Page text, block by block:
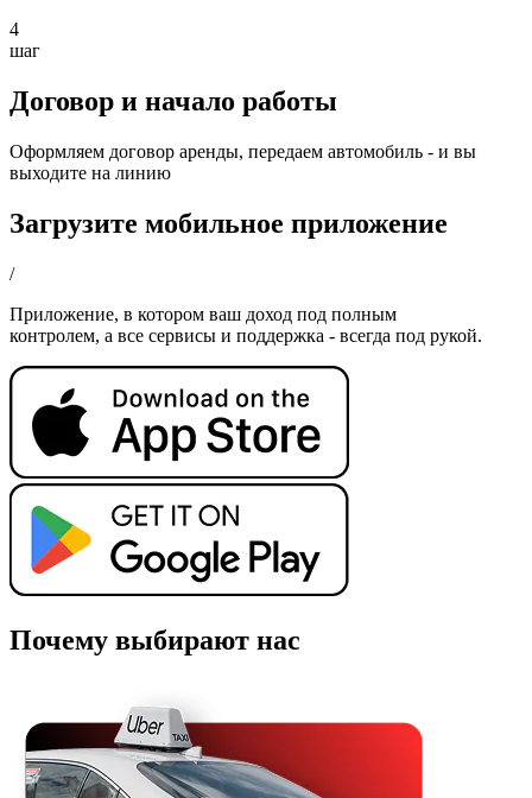
4
шаг
Договор и начало работы
Оформляем договор аренды, передаем автомобиль - и вы
выходите на линию
Загрузите мобильное приложение
/
Приложение, в котором ваш доход под полным
контролем, а все сервисы и поддержка - всегда под рукой.
Почему выбирают нас